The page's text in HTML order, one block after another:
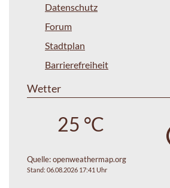
Datenschutz
Forum
Stadtplan
Barrierefreiheit
Wetter
25 °C
Quelle:openweathermap.org
Stand: 06.08.2026 17:41 Uhr